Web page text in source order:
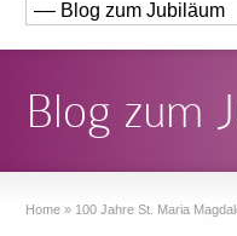
Blog zum
Home » 100 Jahre St. Maria